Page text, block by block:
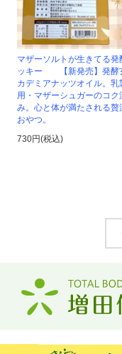
マザーソルトが生きてる発
ッキー 【新発売】発酵
カデミアナッツオイル。乳
用・マザーシュガーのコク
み。心と体が満たされる贅
おやつ。
730円(税込)